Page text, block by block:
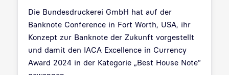
Die Bundesdruckerei GmbH hat auf der
Banknote Conference in Fort Worth, USA, ihr
Konzept zur Banknote der Zukunft vorgestellt
und damit den IACA Excellence in Currency
Award 2024 in der Kategorie „Best House Note“